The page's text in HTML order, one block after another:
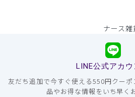
ナース
LINE公式アカウ
友だち追加で今すぐ使える550円クー
品やお得な情報をいち早く